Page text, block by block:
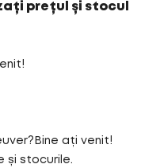
prețul și stocul
ați venit!
și stocurile.